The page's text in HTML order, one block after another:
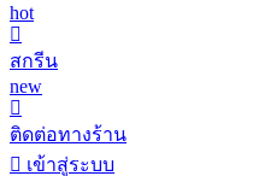
hot
สกรีน
new
ติดต่อทางร้าน
เข้าสู่ระบบ